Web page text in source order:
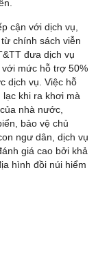
cận với dịch vụ,
chính sách viễn
đưa dịch vụ
mức hỗ trợ 50%
dịch vụ. Việc hỗ
khi ra khơi mà
nhà nước,
bảo vệ chủ
ngư dân, dịch vụ
giá cao bởi khả
hình đồi núi hiểm